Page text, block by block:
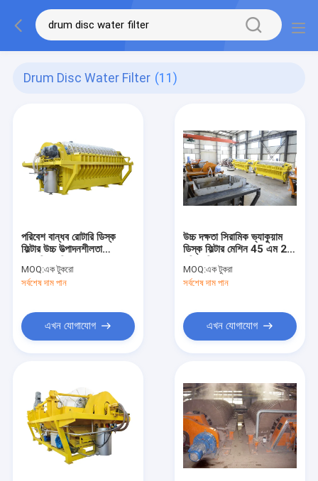
Drum Disc Water Filter (11)
পরিবেশ বান্ধব রোটারি ডিস্ক
ফিল্টার উচ্চ উত্পাদনশীলতা
MOQ:এক টুকরো
সর্বশেষ দাম পান
এখন যোগাযোগ
উচ্চ দক্ষতা সিরামিক ভ্যাকুয়াম
ডিস্ক ফিল্টার মেশিন 45 এম 2
MOQ:এক টুকরা
সর্বশেষ দাম পান
এখন যোগাযোগ